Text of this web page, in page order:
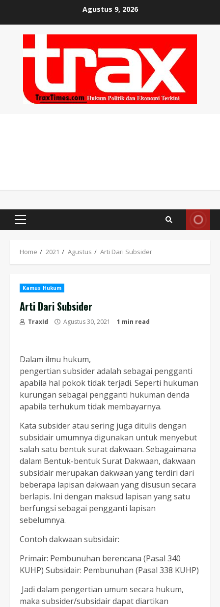
Agustus 9, 2026
Primary
Home 2021 Agustus Arti Dari Subsider
Kamus Hukum
Arti Dari Subsider
TraxId Agustus 30, 2021 1 min read
Dalam ilmu hukum,
pengertian subsider adalah sebagai pengganti
apabila hal pokok tidak terjadi. Seperti hukuman
kurungan sebagai pengganti hukuman denda
apabila terhukum tidak membayarnya.
Kata subsider atau sering juga ditulis dengan
subsidair umumnya digunakan untuk menyebut
salah satu bentuk surat dakwaan. Sebagaimana
dalam Bentuk-bentuk Surat Dakwaan, dakwaan
subsidair merupakan dakwaan yang terdiri dari
beberapa lapisan dakwaan yang disusun secara
berlapis. Ini dengan maksud lapisan yang satu
berfungsi sebagai pengganti lapisan
sebelumnya.
Contoh dakwaan subsidair:
Primair: Pembunuhan berencana (Pasal 340
KUHP) Subsidair: Pembunuhan (Pasal 338 KUHP)
Jadi dalam pengertian umum secara hukum,
maka subsider/subsidair dapat diartikan